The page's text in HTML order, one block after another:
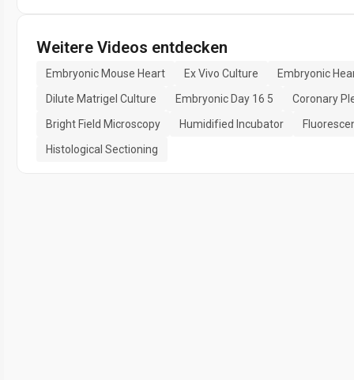
Weitere Videos entdecken
Embryonic Mouse Heart Ex Vivo Culture
Embryonic
Dilute Matrigel Culture
Embryonic Day 16 5
Coronary
Bright Field Microscopy
Humidified Incubator
Histological Sectioning